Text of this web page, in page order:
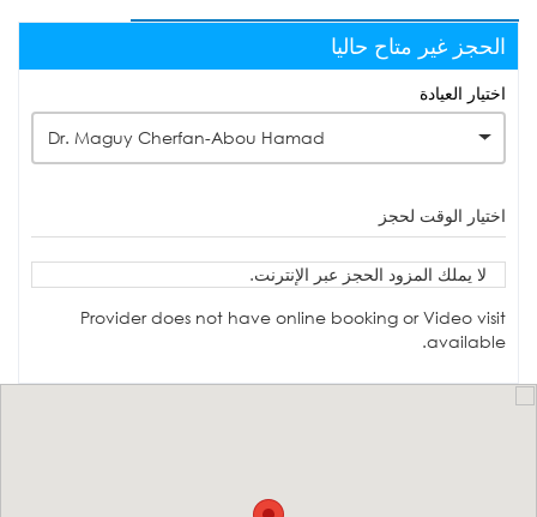
الحجز غير متاح حاليا
اختيار العيادة
Dr. Maguy Cherfan-Abou Hamad
اختيار الوقت لحجز
لا يملك المزود الحجز عبر الإنترنت.
Provider does not have online booking or Video visit
available.